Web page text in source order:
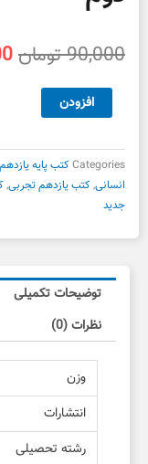
90,000تومان
انگلیسی
یازدهم
سبز
دست
عدد
افزودن
Categoriesکتب پایه یازدهم
انسانی,کتب یازدهم تجربی,
جدید
توضیحات تکمیلی
نظرات (0)
وزن
انتشارات
رشته تحصیلی